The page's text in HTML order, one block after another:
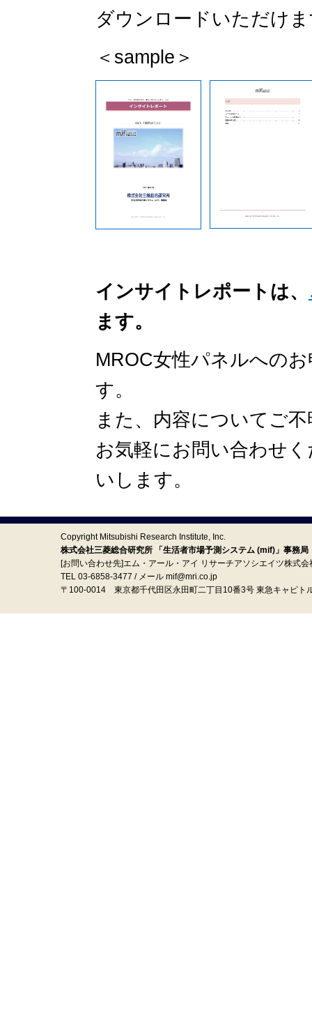
ダウンロードいただけ
＜sample＞
インサイトレポートは、
ます。
MROC女性パネルへの
す。
また、内容についてご
お気軽にお問い合わせ
いします。
Copyright Mitsubishi Research Institute, Inc.
株式会社三菱総合研究所 「生活者市場予測システム (mif)」事務局
[お問い合わせ先]エム・アール・アイ リサーチアソシエイツ株式会
TEL 03-6858-3477 / メール mif@mri.co.jp
〒100‐0014 東京都千代田区永田町二丁目10番3号 東急キャピト